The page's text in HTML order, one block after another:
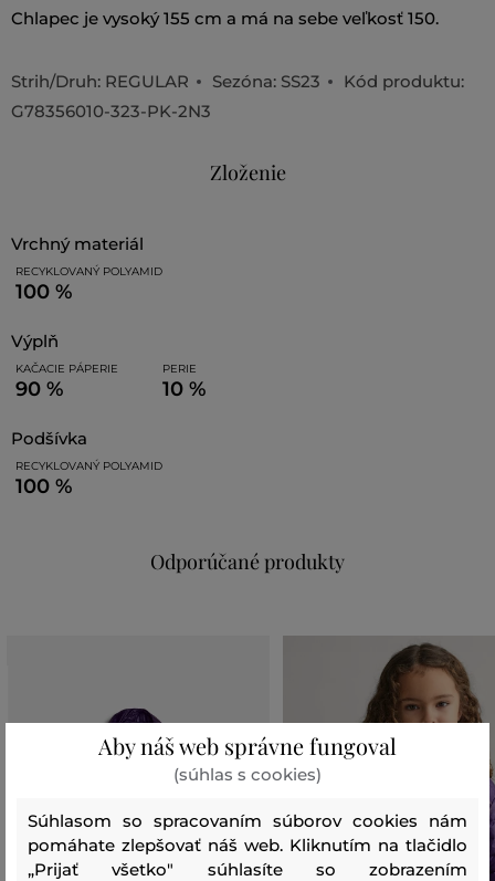
Chlapec je vysoký 155 cm a má na sebe veľkosť 150.
Strih/Druh: REGULAR Sezóna: SS23
Kód produktu:
G78356010-323-PK-2N3
Zloženie
vrchný materiál
RECYKLOVANÝ POLYAMID
100 %
výplň
KAČACIE PÁPERIE
90 %
PERIE
10 %
podšívka
RECYKLOVANÝ POLYAMID
100 %
Odporúčané produkty
Aby náš web správne fungoval
(súhlas s cookies)
Súhlasom so spracovaním súborov cookies nám
pomáhate zlepšovať náš web. Kliknutím na tlačidlo
„Prijať všetko" súhlasíte so zobrazením